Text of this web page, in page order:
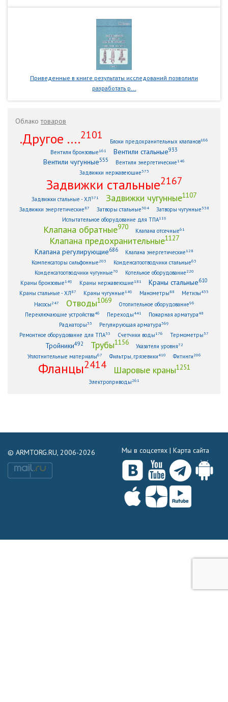
Приведенные в книге результаты исследований позволили
разработать р...
Облакотоваров
.Другое ....2101
Блоки предохранительных клапанов166
Вентили бронзовые161 Вентили стальные933
Вентили чугунные555 Вентили энергетические146
Задвижки нержавеющие373
Задвижки стальные2167
Задвижки стальные - ХЛ371 Задвижки чугунные1107
Задвижки энергетические87 Затворы стальные304 Затворы чугунные338
Испытательное оборудование для ТПА119
Клапана обратные970 Клапана отсечные61
Клапана предохранительные1127
Клапана регулирующие686 Клапана энергетические128
Компенсаторы сильфонные 203 Конденсатоотводчики стальные63
Конденсатоотводчики чугунные70 Котельное оборудование 220
Краны бронзовые149 Краны нержавеющие181 Краны стальные610
Краны стальные - ХЛ87 Краны чугунные149 Манометры88 Метизы433
Насосы 247 Отводы1069 Отопительное оборудование96
Переключающие устройства46 Переходы441 Пожарная арматура48
Радиаторы33 Регулирующая арматура369
Ремонтное оборудование для ТПА53 Счетчики воды176 Термометры 57
Тройники492 Трубы1156 Указатели уровня72
Уплотнительные материалы67 Фильтры, грязевики410 Фитинги 206
Фланцы2414 Шаровые краны1251
Электроприводы 261
© ARMTORG.RU, 2006-2026 Мы в соцсетях | Карта сайта